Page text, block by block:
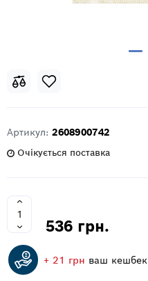
Артикул: 2608900742
Очікується поставка
536 грн.
+ 21 грн ваш кешбек